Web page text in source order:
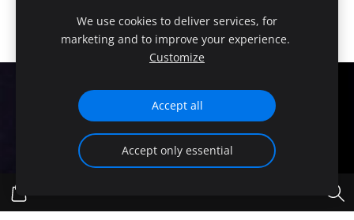
Cookies
HANDMADE EXCLUSIVE DESIGN!
We use cookies to deliver services, for
marketing and to improve your experience.
Customize
Accept all
Accept only essential